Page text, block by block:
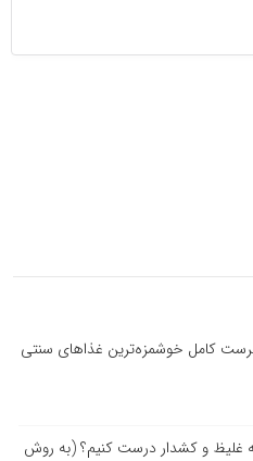
کامل خوشمزه‌ترین غذاهای سنتی
غلیظ و کشدار درست کنیم؟ (به روش